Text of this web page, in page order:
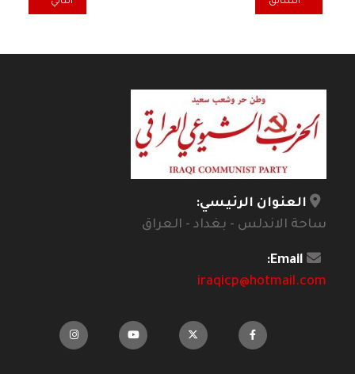
العنوان الرئيسي:
ساحة الاندلس - بغداد - العراق
Email:
iraqicp@hotmail.com